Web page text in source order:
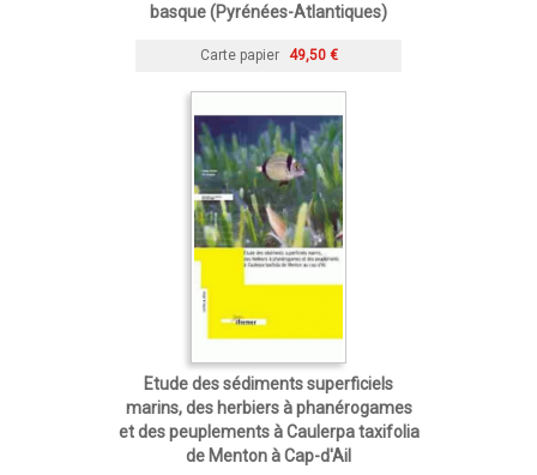
basque (Pyrénées-Atlantiques)
Carte papier 49,50 €
Etude des sédiments superficiels
marins, des herbiers à phanérogames
et des peuplements à Caulerpa taxifolia
de Menton à Cap-d'Ail